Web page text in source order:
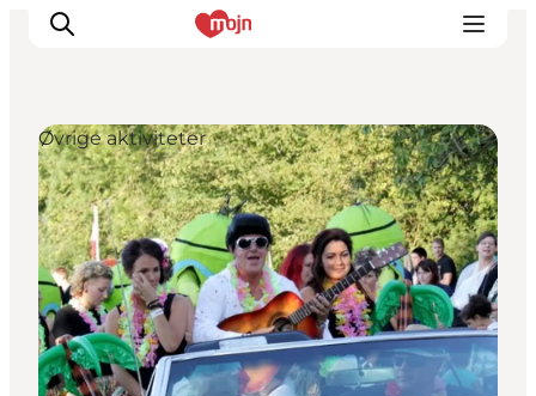
Oplevelser
Byer & Steder
Det sker
Overnatning
Planlæg din ferie
Booking
Øvrige aktiviteter